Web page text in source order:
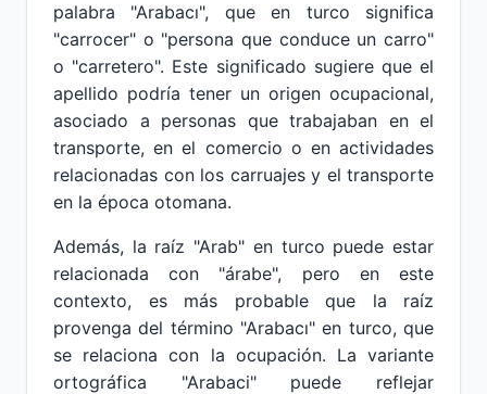
palabra "Arabacı", que en turco significa
"carrocer" o "persona que conduce un carro"
o "carretero". Este significado sugiere que el
apellido podría tener un origen ocupacional,
asociado a personas que trabajaban en el
transporte, en el comercio o en actividades
relacionadas con los carruajes y el transporte
en la época otomana.
Además, la raíz "Arab" en turco puede estar
relacionada con "árabe", pero en este
contexto, es más probable que la raíz
provenga del término "Arabacı" en turco, que
se relaciona con la ocupación. La variante
ortográfica "Arabaci" puede reflejar